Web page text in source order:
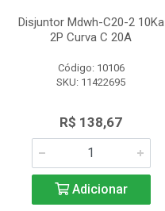
Disjuntor Mdwh-C20-2 10Ka
2P Curva C 20A
Código: 10106
SKU: 11422695
R$ 138,67
Adicionar